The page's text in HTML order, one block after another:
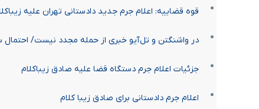
قوه قضاییه: اعلام جرم جدید دادستانی تهران علیه
در واشنگتن و تل‌آیو خبری از حمله مجدد نیست/ احتمال
جزئیات اعلام جرم دستگاه قضا علیه صادق زیباکلام
اعلام جرم دادستانی برای صادق زیبا کلام